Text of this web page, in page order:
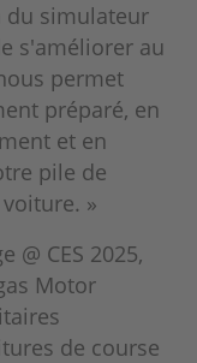
du simulateur
s'améliorer au
permet
préparé, en
et en
pile de
»
@ CES 2025,
Motor
de course